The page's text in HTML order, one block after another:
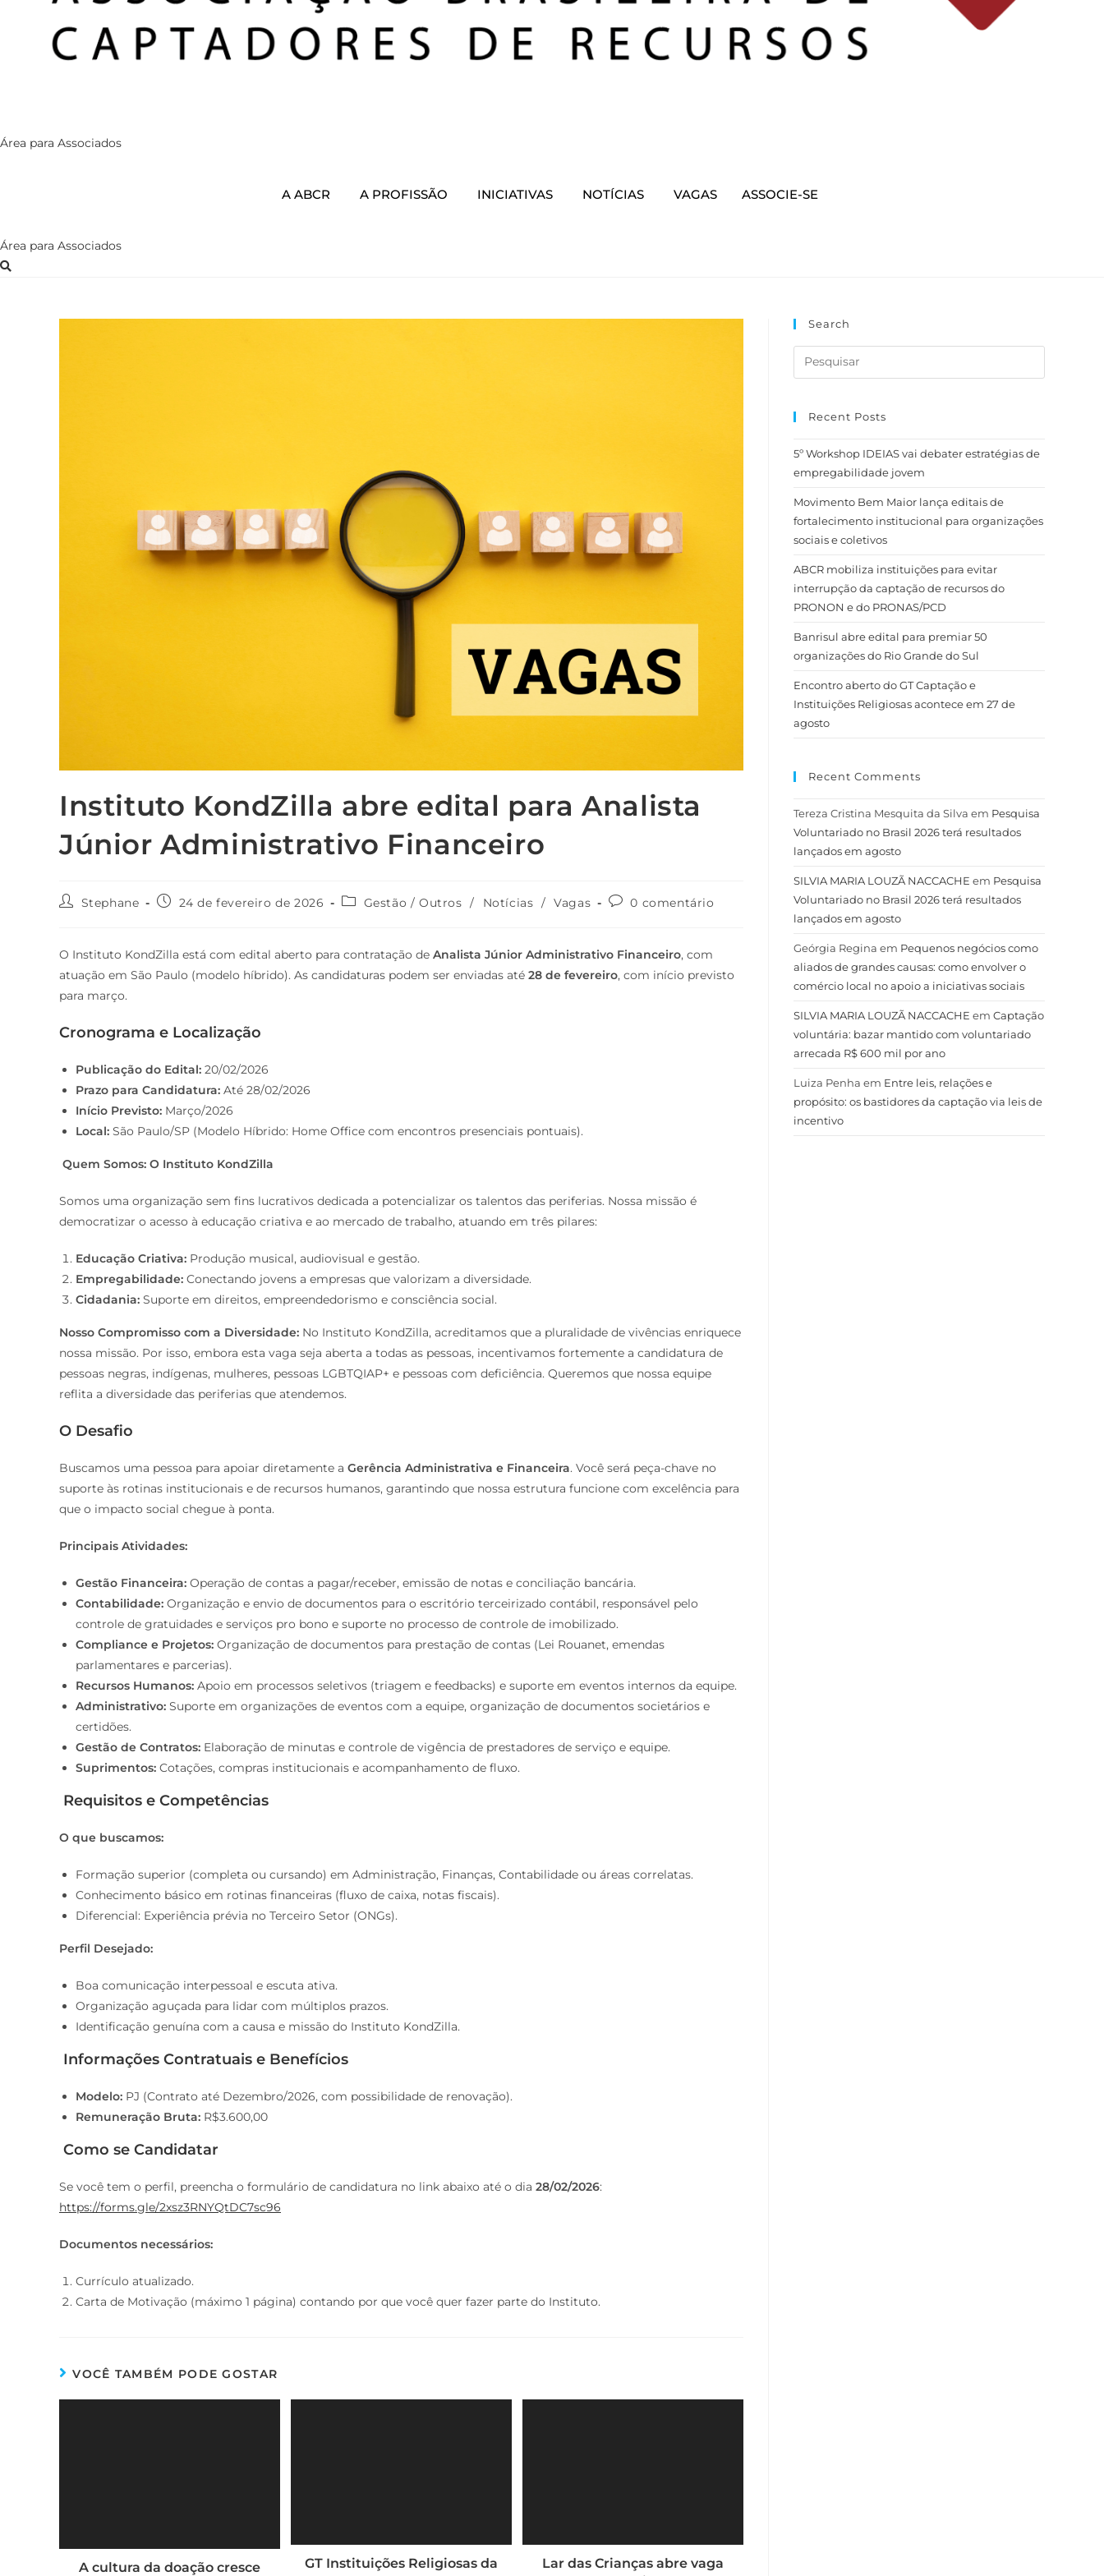
Área para Associados
A ABCR A PROFISSÃO INICIATIVAS NOTÍCIAS VAGAS ASSOCIE-SE
Área para Associados
Instituto KondZilla abre edital para Analista
Júnior Administrativo Financeiro
AutorStephane
Post24 de fevereiro de 2026
Categoria
Gestão / Outros / Notícias / Vagas
Comentários
0 comentário
O Instituto KondZilla está com edital aberto para contratação de Analista Júnior Administrativo Financeiro, com
atuação em São Paulo (modelo híbrido). As candidaturas podem ser enviadas até 28 de fevereiro, com início previsto
para março.
Cronograma e Localização
Publicação do Edital: 20/02/2026
Prazo para Candidatura: Até 28/02/2026
Início Previsto: Março/2026
Local: São Paulo/SP (Modelo Híbrido: Home Office com encontros presenciais pontuais).
Quem Somos: O Instituto KondZilla
Somos uma organização sem fins lucrativos dedicada a potencializar os talentos das periferias. Nossa missão é
democratizar o acesso à educação criativa e ao mercado de trabalho, atuando em três pilares:
Educação Criativa: Produção musical, audiovisual e gestão.
Empregabilidade: Conectando jovens a empresas que valorizam a diversidade.
Cidadania: Suporte em direitos, empreendedorismo e consciência social.
Nosso Compromisso com a Diversidade: No Instituto KondZilla, acreditamos que a pluralidade de vivências enriquece
nossa missão. Por isso, embora esta vaga seja aberta a todas as pessoas, incentivamos fortemente a candidatura de
pessoas negras, indígenas, mulheres, pessoas LGBTQIAP+ e pessoas com deficiência. Queremos que nossa equipe
reflita a diversidade das periferias que atendemos.
O Desafio
Buscamos uma pessoa para apoiar diretamente a Gerência Administrativa e Financeira. Você será peça-chave no
suporte às rotinas institucionais e de recursos humanos, garantindo que nossa estrutura funcione com excelência para
que o impacto social chegue à ponta.
Principais Atividades:
Gestão Financeira: Operação de contas a pagar/receber, emissão de notas e conciliação bancária.
Contabilidade: Organização e envio de documentos para o escritório terceirizado contábil, responsável pelo
controle de gratuidades e serviços pro bono e suporte no processo de controle de imobilizado.
Compliance e Projetos: Organização de documentos para prestação de contas (Lei Rouanet, emendas
parlamentares e parcerias).
Recursos Humanos: Apoio em processos seletivos (triagem e feedbacks) e suporte em eventos internos da equipe.
Administrativo: Suporte em organizações de eventos com a equipe, organização de documentos societários e
certidões.
Gestão de Contratos: Elaboração de minutas e controle de vigência de prestadores de serviço e equipe.
Suprimentos: Cotações, compras institucionais e acompanhamento de fluxo.
Requisitos e Competências
O que buscamos:
Formação superior (completa ou cursando) em Administração, Finanças, Contabilidade ou áreas correlatas.
Conhecimento básico em rotinas financeiras (fluxo de caixa, notas fiscais).
Diferencial: Experiência prévia no Terceiro Setor (ONGs).
Perfil Desejado:
Boa comunicação interpessoal e escuta ativa.
Organização aguçada para lidar com múltiplos prazos.
Identificação genuína com a causa e missão do Instituto KondZilla.
Informações Contratuais e Benefícios
Modelo: PJ (Contrato até Dezembro/2026, com possibilidade de renovação).
Remuneração Bruta: R$3.600,00
Como se Candidatar
Se você tem o perfil, preencha o formulário de candidatura no link abaixo até o dia 28/02/2026:
https://forms.gle/2xsz3RNYQtDC7sc96
Documentos necessários:
Currículo atualizado.
Carta de Motivação (máximo 1 página) contando por que você quer fazer parte do Instituto.
VOCÊ TAMBÉM PODE GOSTAR
A cultura da doação cresce
GT Instituições Religiosas da
Lar das Crianças abre vaga
Search
Recent Posts
5º Workshop IDEIAS vai debater estratégias de
empregabilidade jovem
Movimento Bem Maior lança editais de
fortalecimento institucional para organizações
sociais e coletivos
ABCR mobiliza instituições para evitar
interrupção da captação de recursos do
PRONON e do PRONAS/PCD
Banrisul abre edital para premiar 50
organizações do Rio Grande do Sul
Encontro aberto do GT Captação e
Instituições Religiosas acontece em 27 de
agosto
Recent Comments
Tereza Cristina Mesquita da Silva em Pesquisa
Voluntariado no Brasil 2026 terá resultados
lançados em agosto
SILVIA MARIA LOUZÃ NACCACHE em Pesquisa
Voluntariado no Brasil 2026 terá resultados
lançados em agosto
Geórgia Regina em Pequenos negócios como
aliados de grandes causas: como envolver o
comércio local no apoio a iniciativas sociais
SILVIA MARIA LOUZÃ NACCACHE em Captação
voluntária: bazar mantido com voluntariado
arrecada R$ 600 mil por ano
Luiza Penha em Entre leis, relações e
propósito: os bastidores da captação via leis de
incentivo